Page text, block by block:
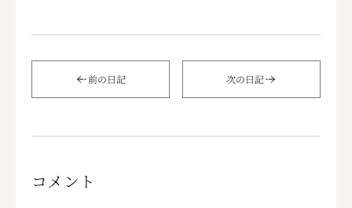
前の日記 次の日記
コメント